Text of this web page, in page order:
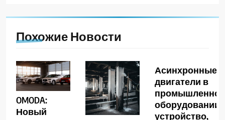
Похожие Новости
OMODA:
Новый
Асинхронные
двигатели в
оборудовании:
устройство,